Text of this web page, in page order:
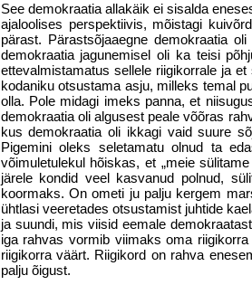
See demokraatia allakäik ei sisalda
ajaloolises perspektiivis, mõistagi
pärast. Pärastsõjaaegne demokraatia
demokraatia jagunemisel oli ka teisi
ettevalmistamatus sellele riigikorrale ja
kodaniku otsustama asju, milleks temal
olla. Pole midagi imeks panna, et
demokraatia oli algusest peale võõras
kus demokraatia oli ikkagi vaid suure
Pigemini oleks seletamatu olnud ta
võimuletulekul hõis­kas, et „meie
järele kondid veel kasvanud polnud,
koormaks. On ometi ju palju kergem
ühtlasi veeretades otsustamist juhtide
ja suundi, mis viisid eemale
iga rahvas vormib vii­maks oma
riigikorra väärt. Riigikord on rahva
palju õigust.